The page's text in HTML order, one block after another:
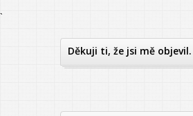
`
Děkuji ti, že jsi mě